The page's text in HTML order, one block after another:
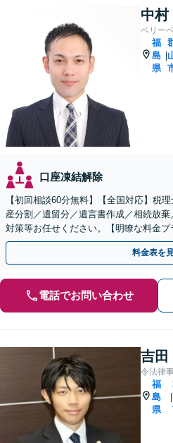
中村
ベリー
福
島
県
口座凍結解除
【初回相談60分無料】【全国対応】税
産分割／遺留分／遺言書作成／相続放
対策等お任せください。【明瞭な料金プ
話相談可】
料金表を
電話でお問い合わせ
吉田
令法律
福
島
県